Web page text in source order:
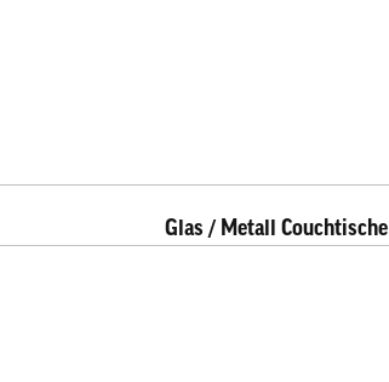
Glas / Metall Couchtische